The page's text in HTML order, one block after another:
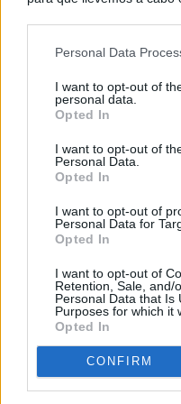
negar su consentimiento.
de su consentimiento,
rechazar tal
cualquier momento
visitando nuestra política
Personal Data
I want to opt-out of
personal data.
Opted In
I want to opt-out of
Personal Data.
Opted In
I want to opt-out of
Personal Data for
Opted In
I want to opt-out of
Retention, Sale, and/
Personal Data that Is
Purposes for which it
Opted In
CONFIRM